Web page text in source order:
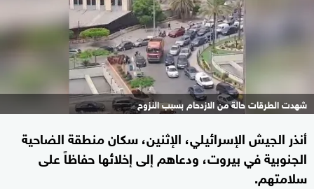
شهدت الطرقات حالة من الازدحام بسبب النزوح
أنذر الجيش الإسرائيلي، الإثنين، سكان منطقة الضاحية
الجنوبية في بيروت، ودعاهم إلى إخلائها حفاظاً على
سلامتهم.